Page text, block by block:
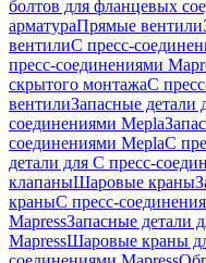
болтов для фланцевых
арматураПрямые вентили
вентилиС пресс-
пресс-соединениями
скрытого монтажаС
вентилиЗапасные детали
соединениями Mepla
соединениями MeplaС
детали для С пресс-
клапаныШаровые краны
краныС пресс-
MapressЗапасные детали
MapressШаровые краны